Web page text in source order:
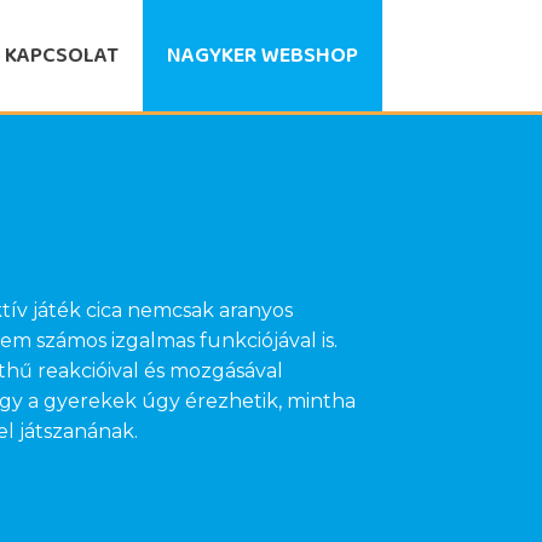
KAPCSOLAT NAGYKER WEBSHOP
játék cica nemcsak aranyos
számos izgalmas funkciójával is.
reakcióival és mozgásával
a gyerekek úgy érezhetik, mintha
játszanának.